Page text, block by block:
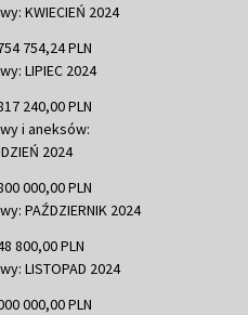
KWIECIEŃ 2024
754,24 PLN
LIPIEC 2024
240,00 PLN
i aneksów:
2024
000,00 PLN
PAŹDZIERNIK 2024
800,00 PLN
LISTOPAD 2024
000,00 PLN